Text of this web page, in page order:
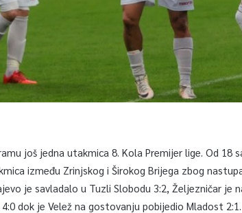
još jedna utakmica 8. Kola Premijer lige. Od 18
između Zrinjskog i Širokog Brijega zbog
je savladalo u Tuzli Slobodu 3:2, Željezničar je
dok je Velež na gostovanju pobijedio Mladost 2:1.